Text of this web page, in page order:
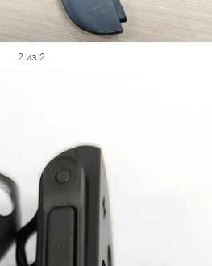
2 из 2